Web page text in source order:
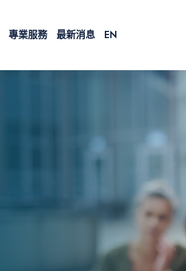
專業服務 最新消息 EN